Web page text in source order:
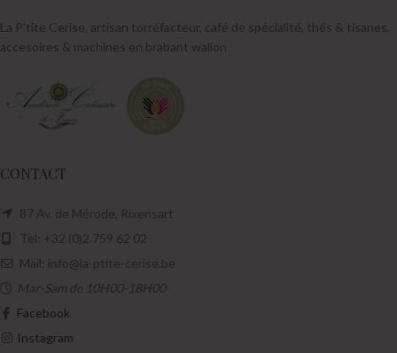
La P'tite Cerise, artisan torréfacteur, café de spécialité, thés & tisanes,
accesoires & machines en brabant wallon
CONTACT
87 Av. de Mérode, Rixensart
Tel: +32 (0)2 759 62 02
Mail: info@la-ptite-cerise.be
Mar-Sam de 10H00-18H00
Facebook
Instagram